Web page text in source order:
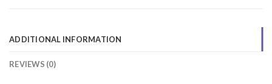
ADDITIONAL INFORMATION
REVIEWS (0)